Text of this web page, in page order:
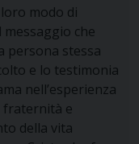
modo di
che
persona stessa
e lo testimonia
nell’esperienza
fraternità e
della vita